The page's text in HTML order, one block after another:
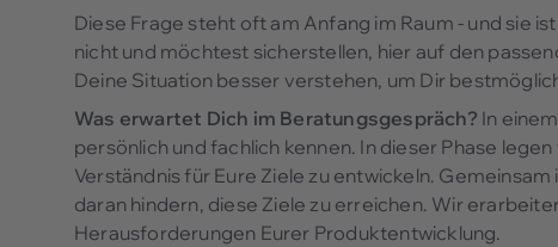
Diese Frage steht oft am Anfang im Raum - und sie
nicht und möchtest sicherstellen, hier auf den
Deine Situation besser verstehen, um Dir
Was erwartet Dich im Beratungsgespräch? In
persönlich und fachlich kennen. In dieser Phase
Verständnis für Eure Ziele zu entwickeln.
daran hindern, diese Ziele zu erreichen. Wir
Herausforderungen Eurer Produktentwicklung.